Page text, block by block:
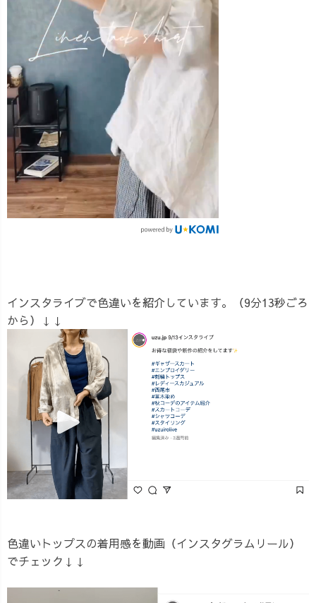
インスタライブで色違いを紹介しています。（9分13秒ごろ
から）↓↓
色違いトップスの着用感を動画（インスタグラムリール）
でチェック↓↓